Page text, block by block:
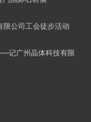
公司工会徒步活动
记广州晶体科技有限